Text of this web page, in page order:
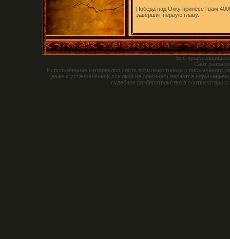
Победа над Окку принесет вам
завершит первую главу.
Все права
Сайт
Использование материалов сайта возможно только с письменного
(даже с установленной ссылкой на оригинал) является
судебное разбирательство в